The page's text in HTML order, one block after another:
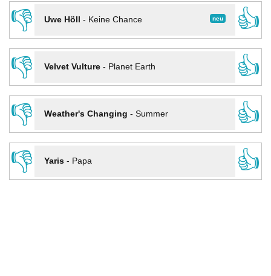
👎
neu
Uwe Höll - Keine Chance
👍
👎
Velvet Vulture- Planet Earth
👍
👎
Weather's Changing - Summer
👍
👎
Yaris- Papa 👍